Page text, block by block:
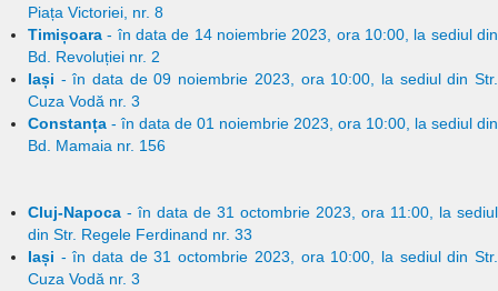
Piața Victoriei, nr. 8
Timișoara - în data de 14 noiembrie 2023, ora 10:00, la sediul din
Bd. Revoluției nr. 2
Iași - în data de 09 noiembrie 2023, ora 10:00, la sediul din Str.
Cuza Vodă nr. 3
Constanța - în data de 01 noiembrie 2023, ora 10:00, la sediul din
Bd. Mamaia nr. 156
Cluj-Napoca - în data de 31 octombrie 2023, ora 11:00, la sediul
din Str. Regele Ferdinand nr. 33
Iași - în data de 31 octombrie 2023, ora 10:00, la sediul din Str.
Cuza Vodă nr. 3